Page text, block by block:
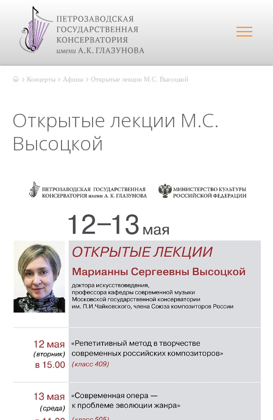
Концерты Афиша Открытые лекции М.С. Высоцкой
Открытые лекции М.С.
Высоцкой